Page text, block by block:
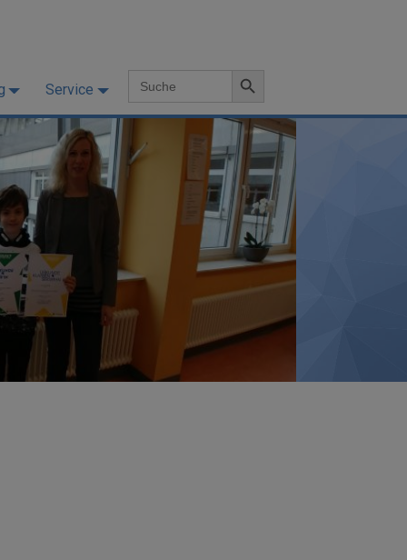
Service
Search
for:
Search Button